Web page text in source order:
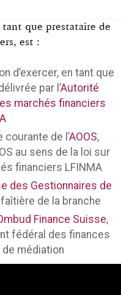
que prestataire de
est :
d’exercer, en tant que
par l’Autorité
marchés financiers
de l’AOOS,
au sens de la loi sur
financiers LFINMA
des Gestionnaires de
de la branche
Finance Suisse,
fédéral des finances
de médiation